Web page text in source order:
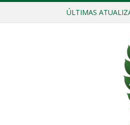
ÚLTIMAS